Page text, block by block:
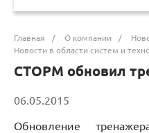
Главная / О компании /
Новости в области систем и
СТОРМ обновил
06.05.2015
Обновление